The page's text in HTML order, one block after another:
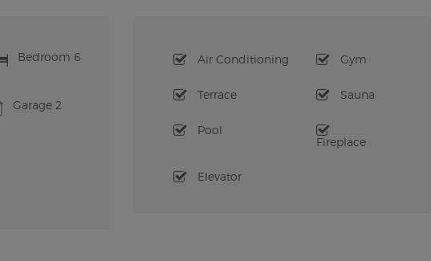
Bedroom 6
Garage 2
Air Conditioning Gym
Terrace Sauna
Pool
Fireplace
Elevator